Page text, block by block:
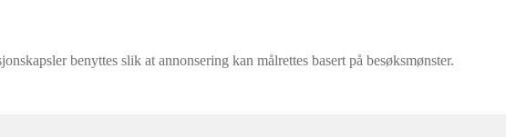
benyttes slik at annonsering kan målrettes basert på besøksmønster.